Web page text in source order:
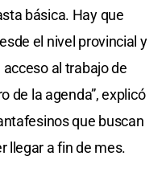
básica. Hay que
el nivel provincial y
al trabajo de
de la agenda”, explicó
que buscan
llegar a fin de mes.